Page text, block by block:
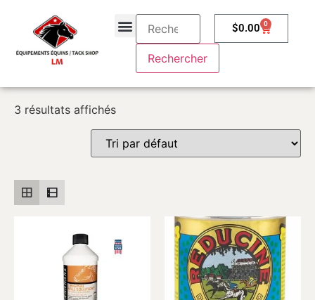
$0.00 0
3 résultats affichés